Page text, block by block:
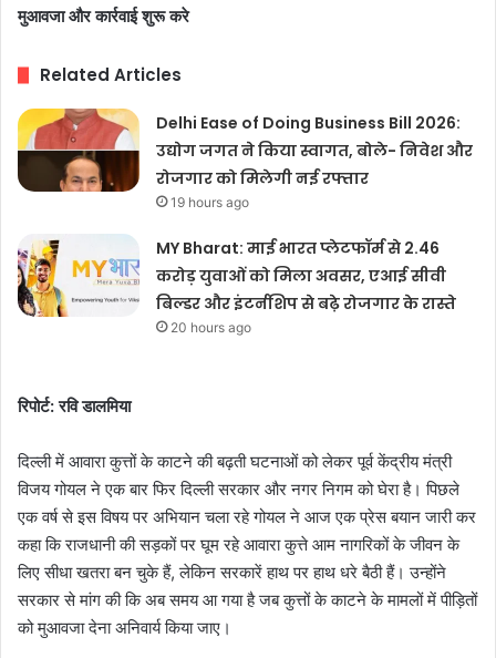
मुआवजा और कार्रवाई शुरू करे
Related Articles
Delhi Ease of Doing Business Bill 2026:
उद्योग जगत ने किया स्वागत, बोले- निवेश और
रोजगार को मिलेगी नई रफ्तार
19 hours ago
MY Bharat: माई भारत प्लेटफॉर्म से 2.46
करोड़ युवाओं को मिला अवसर, एआई सीवी
बिल्डर और इंटर्नशिप से बढ़े रोजगार के रास्ते
20 hours ago
रिपोर्ट: रवि डालमिया
दिल्ली में आवारा कुत्तों के काटने की बढ़ती घटनाओं को लेकर पूर्व केंद्रीय मंत्री
विजय गोयल ने एक बार फिर दिल्ली सरकार और नगर निगम को घेरा है। पिछले
एक वर्ष से इस विषय पर अभियान चला रहे गोयल ने आज एक प्रेस बयान जारी कर
कहा कि राजधानी की सड़कों पर घूम रहे आवारा कुत्ते आम नागरिकों के जीवन के
लिए सीधा खतरा बन चुके हैं, लेकिन सरकारें हाथ पर हाथ धरे बैठी हैं। उन्होंने
सरकार से मांग की कि अब समय आ गया है जब कुत्तों के काटने के मामलों में पीड़ितों
को मुआवजा देना अनिवार्य किया जाए।